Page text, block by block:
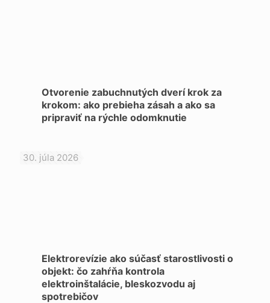
Otvorenie zabuchnutých dverí krok za
krokom: ako prebieha zásah a ako sa
pripraviť na rýchle odomknutie
30. júla 2026
Elektrorevízie ako súčasť starostlivosti o
objekt: čo zahŕňa kontrola
elektroinštalácie, bleskozvodu aj
spotrebičov